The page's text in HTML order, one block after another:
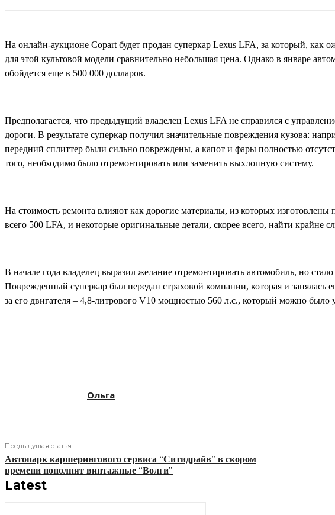
На онлайн-аукционе Copart будет продан суперкар Lexus LFA, за который, как
для этой культовой модели сравнительно небольшая цена. Однако в январе
обойдется еще в 500 000 долларов.
Предполагается, что предыдущий владелец Lexus LFA не справился с
дороги. В результате суперкар получил значительные повреждения кузова:
передний сплиттер были сильно повреждены, а капот и фары полностью
того, необходимо было отремонтировать или заменить выхлопную систему.
На стоимость ремонта влияют как дорогие материалы, из которых изготовлены
всего 500 LFA, и некоторые оригинальные детали, скорее всего, найти крайне
В начале года владелец выразил желание отремонтировать автомобиль, но
Поврежденный суперкар был передан страховой компании, которая и занялась
за его двигателя – 4,8-литрового V10 мощностью 560 л.с., который можно было
Ольга
Предыдущая статья
Автопарк каршерингового сервиса “Ситидрайв” в скором
времени пополнят винтажные “Волги”
Latest